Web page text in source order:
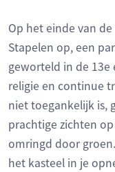
Op het einde van
Stapelen op, een
geworteld in de 13e
religie en continue
niet toegankelijk is,
prachtige zichten
omringd door
het kasteel in je